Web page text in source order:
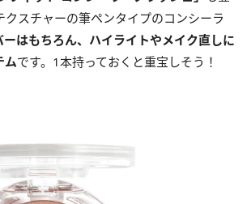
スチャーの筆ペンタイプのコンシーラ
ーはもちろん、ハイライトやメイク直しに
ムです。1本持っておくと重宝しそう！